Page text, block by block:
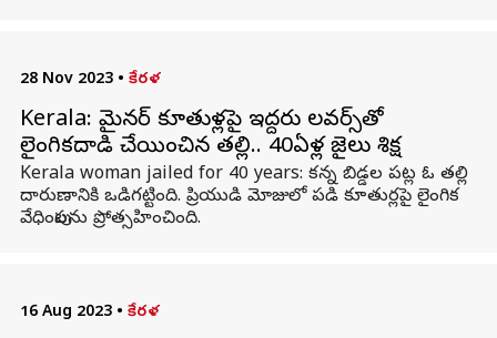
28 Nov 2023 • కేరళ
Kerala: మైనర్ కూతుళ్లపై ఇద్దరు లవర్స్‌తో
లైంగికదాడి చేయించిన తల్లి.. 40ఏళ్ల జైలు శిక్ష
Kerala woman jailed for 40 years: కన్న బిడ్డల పట్ల ఓ తల్లి
దారుణానికి ఒడిగట్టింది. ప్రియుడి మోజులో పడి కూతుర్లపై లైంగిక
వేధింపులను ప్రోత్సహించింది.
16 Aug 2023 • కేరళ